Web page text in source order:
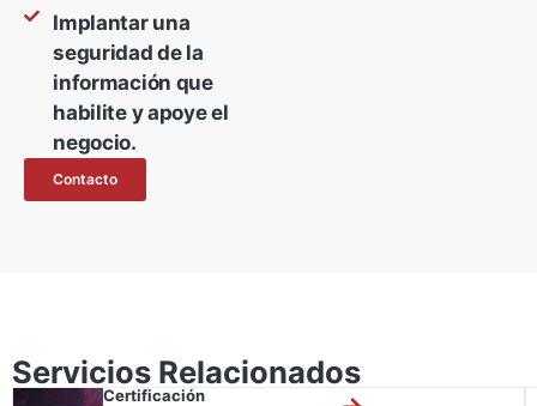
Implantar una
seguridad de la
información que
habilite y apoye el
negocio.
Contacto
Servicios Relacionados
Certificación